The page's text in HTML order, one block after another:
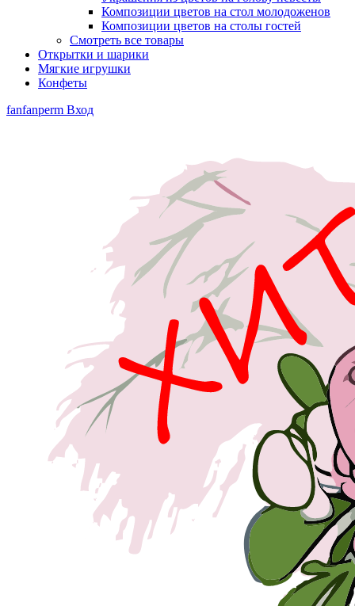
Композиции цветов на стол молодоженов
Композиции цветов на столы гостей
Смотреть все товары
Открытки и шарики
Мягкие игрушки
Конфеты
fanfanperm Вход